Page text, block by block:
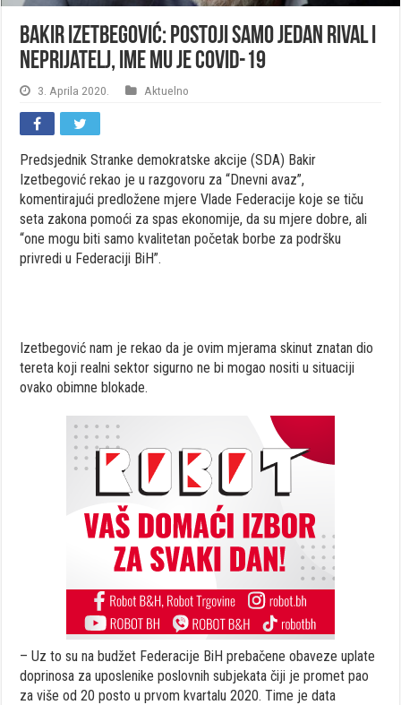
Bakir Izetbegović: Postoji samo jedan rival i
neprijatelj, ime mu je Covid-19
3. Aprila 2020. Aktuelno
Predsjednik Stranke demokratske akcije (SDA) Bakir
Izetbegović rekao je u razgovoru za “Dnevni avaz”,
komentirajući predložene mjere Vlade Federacije koje se tiču
seta zakona pomoći za spas ekonomije, da su mjere dobre, ali
“one mogu biti samo kvalitetan početak borbe za podršku
privredi u Federaciji BiH”.
Izetbegović nam je rekao da je ovim mjerama skinut znatan dio
tereta koji realni sektor sigurno ne bi mogao nositi u situaciji
ovako obimne blokade.
– Uz to su na budžet Federacije BiH prebačene obaveze uplate
doprinosa za uposlenike poslovnih subjekata čiji je promet pao
za više od 20 posto u prvom kvartalu 2020. Time je data